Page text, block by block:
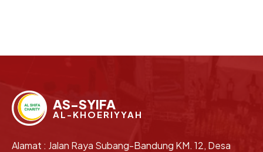
AS-SYIFA
AL-KHOERIYYAH
Alamat : Jalan Raya Subang-Bandung KM. 12, Desa